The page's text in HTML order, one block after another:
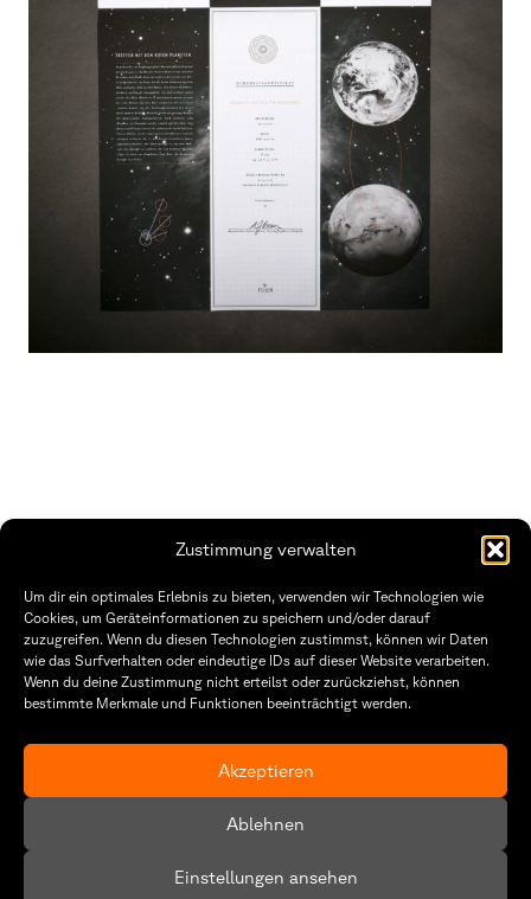
Zustimmung verwalten
Um dir ein optimales Erlebnis zu bieten, verwenden wir Technologien wie
Cookies, um Geräteinformationen zu speichern und/oder darauf
zuzugreifen. Wenn du diesen Technologien zustimmst, können wir Daten
wie das Surfverhalten oder eindeutige IDs auf dieser Website verarbeiten.
Wenn du deine Zustimmung nicht erteilst oder zurückziehst, können
bestimmte Merkmale und Funktionen beeinträchtigt werden.
Akzeptieren
Ablehnen
Einstellungen ansehen
THWS | Fakultät Gestaltung Würzburg
Technische Hochschule
Würzburg-Schweinfurt
Sanderheinrichsleitenweg 20
tel: +49 931 35 11 93 02
Öffnungszeiten Dekanat
Montag – Freitag
8:30 – 12:00
8:30 – 15:30
Datenschutzerklärung